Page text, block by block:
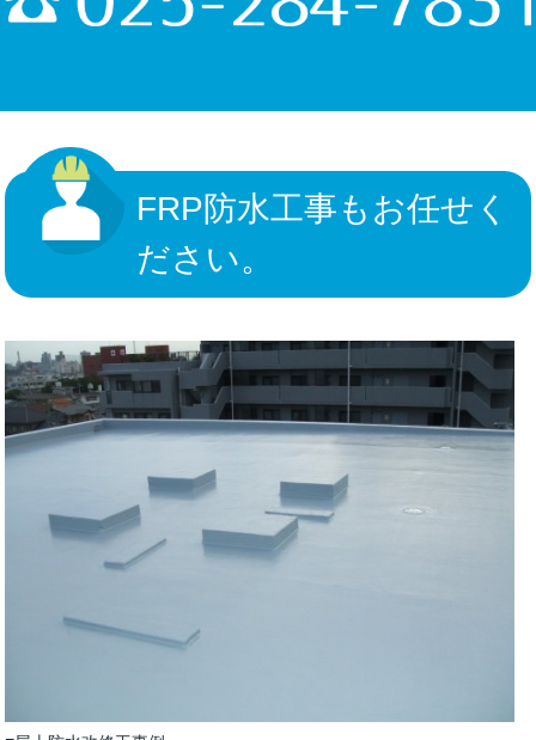
FRP防水工事もお任せく
ださい。